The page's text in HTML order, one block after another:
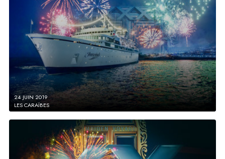
24 JUIN 2019
LES CARAÏBES